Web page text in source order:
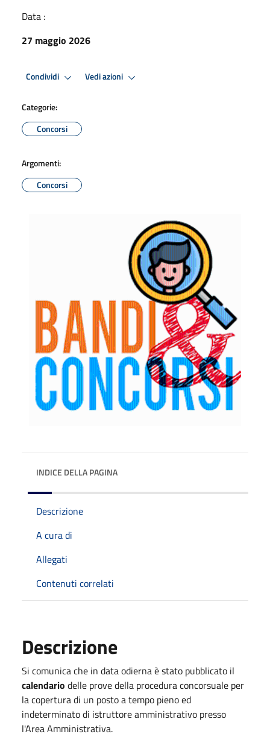
Data :
27 maggio 2026
Condividi Vedi azioni
Categorie:
Concorsi
Argomenti:
Concorsi
INDICE DELLA PAGINA
Descrizione
A cura di
Allegati
Contenuti correlati
Descrizione
Si comunica che in data odierna è stato pubblicato il
calendario delle prove della procedura concorsuale per
la copertura di un posto a tempo pieno ed
indeterminato di istruttore amministrativo presso
l'Area Amministrativa.